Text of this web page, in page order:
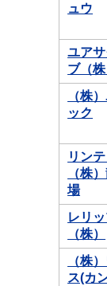
ュウ
ユア
ブ（株
（株
ック
リン
（株
場
レリ
（株）
（株
ス(カ